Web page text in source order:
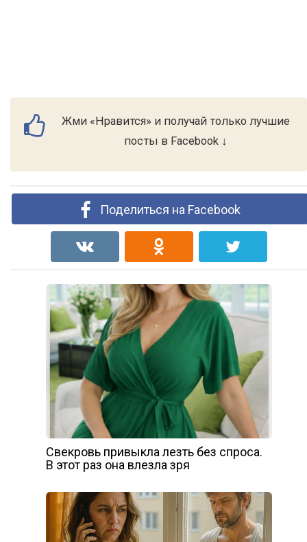
Жми «Нравится» и получай только лучшие
посты в Facebook ↓
Поделиться на Facebook
Свекровь привыкла лезть без спроса.
В этот раз она влезла зря